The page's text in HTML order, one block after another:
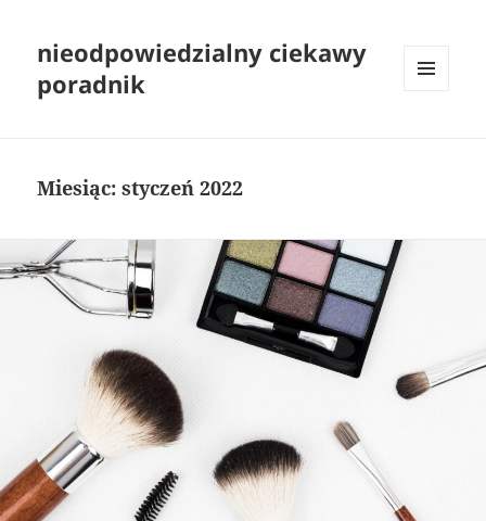
nieodpowiedzialny ciekawy
poradnik
Miesiąc:styczeń 2022